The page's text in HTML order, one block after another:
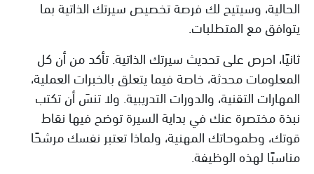
الحالية، وسيتيح لك فرصة تخصيص سيرتك الذاتية بما
يتوافق مع المتطلبات.
ثانيًا، احرص على تحديث سيرتك الذاتية. تأكد من أن كل
المعلومات محدثة، خاصة فيما يتعلق بالخبرات العملية،
المهارات التقنية، والدورات التدريبية. ولا تنسَ أن تكتب
نبذة مختصرة عنك في بداية السيرة توضح فيها نقاط
قوتك، وطموحاتك المهنية، ولماذا تعتبر نفسك مرشحًا
مناسبًا لهذه الوظيفة.